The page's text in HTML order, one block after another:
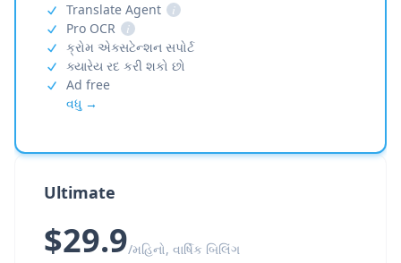
Translate Agent
i
Pro OCR
i
ક્રોમ એક્સટેન્શન સપોર્ટ
ક્યારેય રદ કરી શકો છો
Ad free
વધુ →
Ultimate
$29.9/મહિનો, વાર્ષિક બિલિંગ